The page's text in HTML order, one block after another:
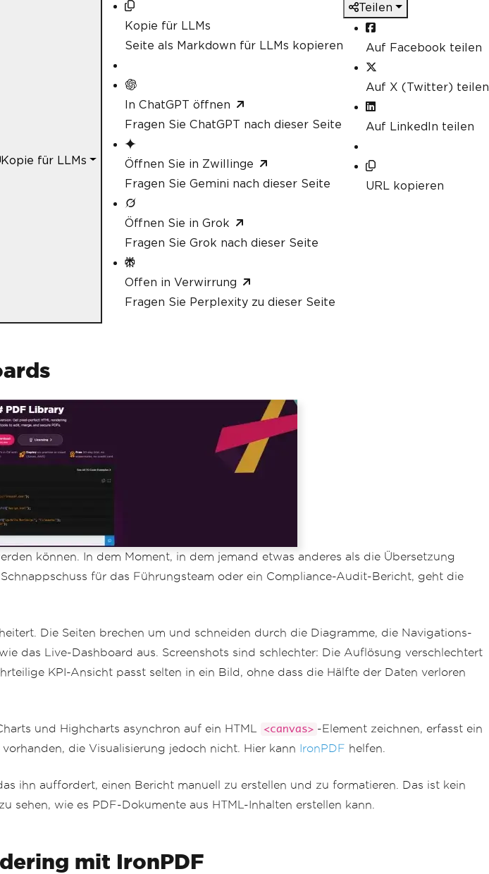
Kopie für LLMs
Kopie für LLMs
Seite als Markdown für LLMs kopieren
In ChatGPT öffnen
Fragen Sie ChatGPT nach dieser Seite
Öffnen Sie in Zwillinge
Fragen Sie Gemini nach dieser Seite
Öffnen Sie in Grok
Fragen Sie Grok nach dieser Seite
Offen in Verwirrung
Fragen Sie Perplexity zu dieser Seite
Teilen
Auf Facebook teilen
Auf X (Twitter) teilen
Auf LinkedIn teilen
URL kopieren
können. In dem Moment, in dem jemand etwas anderes als die Übersetzung
für das Führungsteam oder ein Compliance-Audit-Bericht, geht die
Die Seiten brechen um und schneiden durch die Diagramme, die Navigations-
das Live-Dashboard aus. Screenshots sind schlechter: Die Auflösung verschlechtert
KPI-Ansicht passt selten in ein Bild, ohne dass die Hälfte der Daten verloren
und Highcharts asynchron auf ein HTML <canvas> -Element zeichnen, erfasst ein
die Visualisierung jedoch nicht. Hier kann IronPDF helfen.
ihn auffordert, einen Bericht manuell zu erstellen und zu formatieren. Das ist kein
sehen, wie es PDF-Dokumente aus HTML-Inhalten erstellen kann.
mit IronPDF